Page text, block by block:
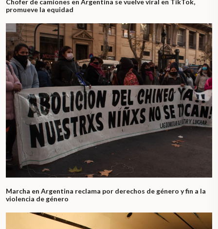
Chofer de camiones en Argentina se vuelve viral en TikTok,
promueve la equidad
Marcha en Argentina reclama por derechos de género y fin a la
violencia de género